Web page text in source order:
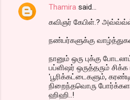
Thamira said…
கவிஞர் கேபிள்.?
நண்பர்களுக்கு
நானும் ஒரு புக்கு
பப்ளிஷர் ஒருத்தரும்
'பூரிக்கட்டைகளும்,
நிறைந்தவொரு
ஹிஹி..!